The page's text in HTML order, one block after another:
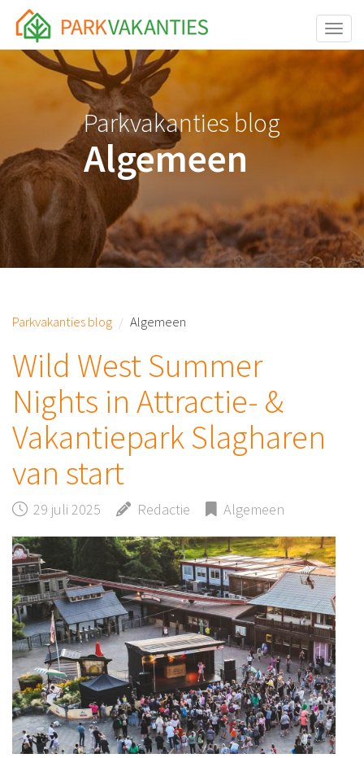
<body id="page-top">
Parkvakanties blog
Algemeen
Parkvakanties blog Algemeen
Wild West Summer
Nights in Attractie- &
Vakantiepark Slagharen
van start
29 juli 2025 Redactie Algemeen